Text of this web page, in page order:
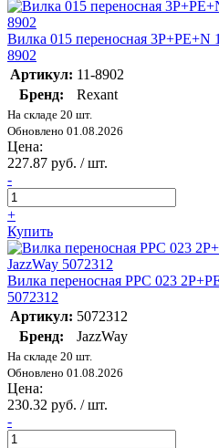
Вилка 015 переносная 3Р+РЕ+N
8902
Артикул: 11-8902
Бренд:
Rexant
На складе 20 шт.
Обновлено 01.08.2026
Цена:
227.87 руб. / шт.
-
+
Купить
Вилка переносная PPC 023
5072312
Артикул: 5072312
Бренд:
JazzWay
На складе 20 шт.
Обновлено 01.08.2026
Цена:
230.32 руб. / шт.
-